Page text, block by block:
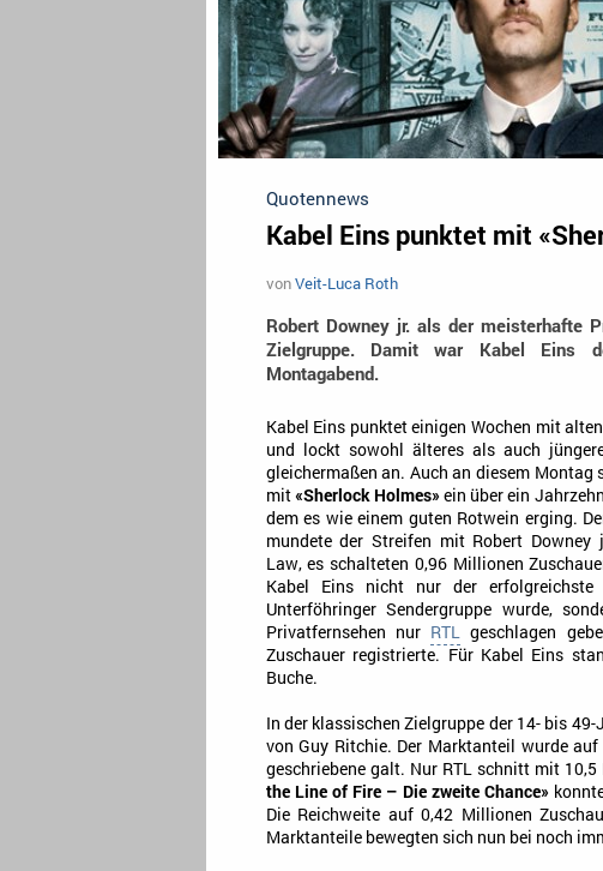
Quotennews
Kabel Eins punktet mit
vonVeit-Luca Roth
Robert Downey jr. als der meisterhafte
Zielgruppe. Damit war Kabel Eins
Montagabend.
Kabel Eins punktet einigen Wochen mit
und lockt sowohl älteres als auch
gleichermaßen an. Auch an diesem Montag
mit«Sherlock Holmes» ein über ein
dem es wie einem guten Rotwein erging.
mundete der Streifen mit Robert Downey
Law, es schalteten 0,96 Millionen
Kabel Eins nicht nur der erfolgreichste
Unterföhringer Sendergruppe wurde,
Privatfernsehen nur RTL geschlagen
Zuschauer registrierte. Für Kabel Eins
Buche.
In der klassischen Zielgruppe der 14- bis
von Guy Ritchie. Der Marktanteil wurde
geschriebene galt. Nur RTL schnitt mit
the Line of Fire – Die zweite Chance»
Die Reichweite auf 0,42 Millionen
Marktanteile bewegten sich nun bei noch